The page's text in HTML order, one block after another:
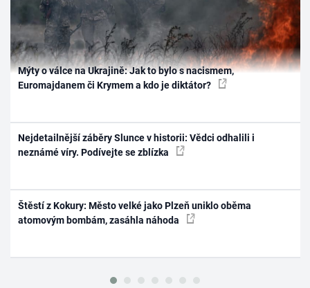
Mýty o válce na Ukrajině: Jak to bylo s nacismem,
Euromajdanem či Krymem a kdo je diktátor?
Nejdetailnější záběry Slunce v historii: Vědci odhalili i
neznámé víry. Podívejte se zblízka
Štěstí z Kokury: Město velké jako Plzeň uniklo oběma
atomovým bombám, zasáhla náhoda